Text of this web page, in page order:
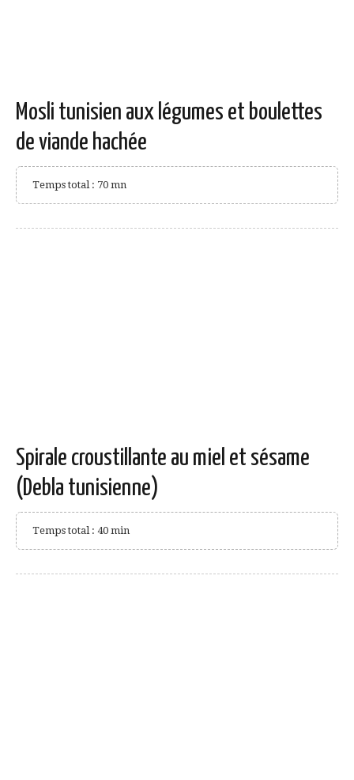
Mosli tunisien aux légumes et boulettes
de viande hachée
Temps total : 70 mn
Spirale croustillante au miel et sésame
(Debla tunisienne)
Temps total : 40 min